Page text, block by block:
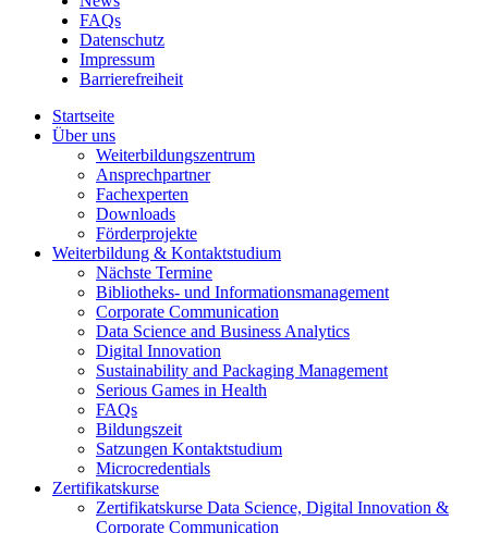
FAQs
Datenschutz
Impressum
Barrierefreiheit
Startseite
Über uns
Weiterbildungszentrum
Ansprechpartner
Fachexperten
Downloads
Förderprojekte
Weiterbildung & Kontaktstudium
Nächste Termine
Bibliotheks- und Informationsmanagement
Corporate Communication
Data Science and Business Analytics
Digital Innovation
Sustainability and Packaging Management
Serious Games in Health
FAQs
Bildungszeit
Satzungen Kontaktstudium
Microcredentials
Zertifikatskurse
Zertifikatskurse Data Science, Digital Innovation &
Corporate Communication